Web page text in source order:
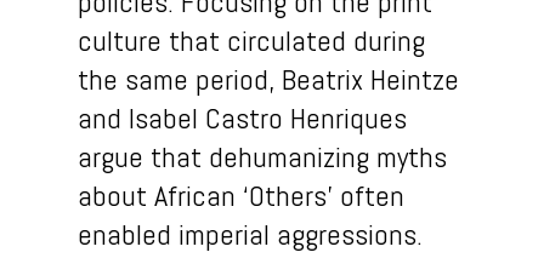
culture that circulated during
the same period, Beatrix Heintze
and Isabel Castro Henriques
argue that dehumanizing myths
about African ‘Others’ often
enabled imperial aggressions.